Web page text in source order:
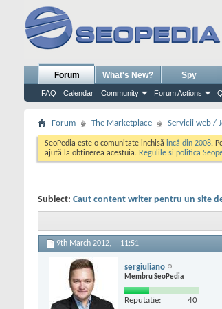
Forum
FAQ Calendar Community Forum Actions
What's New? Spy
Forum The Marketplace Servicii web /
SeoPedia este o comunitate inchisă incă din 2008.
ajută la obținerea acestuia. Regulile si politica
Subiect: Caut content writer pentru un site
9th March 2012, 11:51
sergiuliano
Membru SeoPedia
Reputatie: 40